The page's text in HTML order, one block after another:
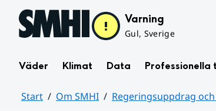
Hoppa till sidans innehåll Varning
Gul, Sverige
Väder Klimat Data Professionella
Start Om SMHI Regeringsuppdrag